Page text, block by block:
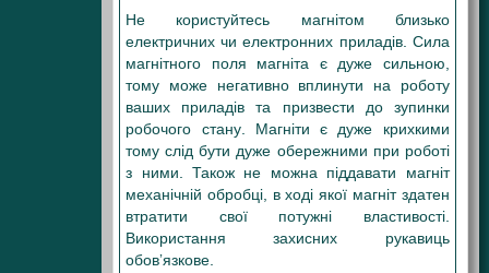
Не користуйтесь магнітом близько
електричних чи електронних приладів. Сила
магнітного поля магніта є дуже сильною,
тому може негативно вплинути на роботу
ваших приладів та призвести до зупинки
робочого стану. Магніти є дуже крихкими
тому слід бути дуже обережними при роботі
з ними. Також не можна піддавати магніт
механічній обробці, в ході якої магніт здатен
втратити свої потужні властивості.
Використання захисних рукавиць
обов’язкове.